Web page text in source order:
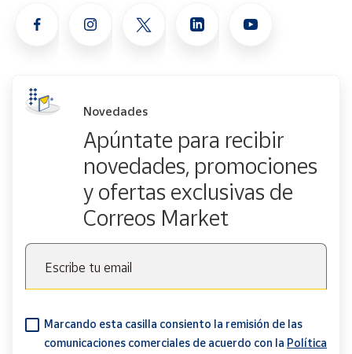
Novedades
Apúntate para recibir
novedades, promociones
y ofertas exclusivas de
Correos Market
Escribe tu email
Marcando esta casilla consiento la remisión de las
comunicaciones comerciales de acuerdo con la Política